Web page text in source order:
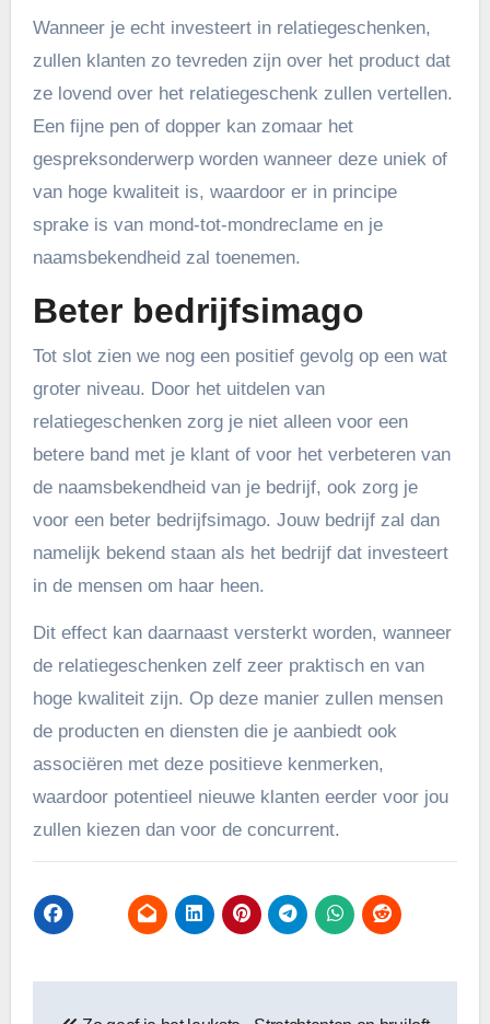
Wanneer je echt investeert in relatiegeschenken,
zullen klanten zo tevreden zijn over het product dat
ze lovend over het relatiegeschenk zullen vertellen.
Een fijne pen of dopper kan zomaar het
gespreksonderwerp worden wanneer deze uniek of
van hoge kwaliteit is, waardoor er in principe
sprake is van mond-tot-mondreclame en je
naamsbekendheid zal toenemen.
Beter bedrijfsimago
Tot slot zien we nog een positief gevolg op een wat
groter niveau. Door het uitdelen van
relatiegeschenken zorg je niet alleen voor een
betere band met je klant of voor het verbeteren van
de naamsbekendheid van je bedrijf, ook zorg je
voor een beter bedrijfsimago. Jouw bedrijf zal dan
namelijk bekend staan als het bedrijf dat investeert
in de mensen om haar heen.
Dit effect kan daarnaast versterkt worden, wanneer
de relatiegeschenken zelf zeer praktisch en van
hoge kwaliteit zijn. Op deze manier zullen mensen
de producten en diensten die je aanbiedt ook
associëren met deze positieve kenmerken,
waardoor potentieel nieuwe klanten eerder voor jou
zullen kiezen dan voor de concurrent.